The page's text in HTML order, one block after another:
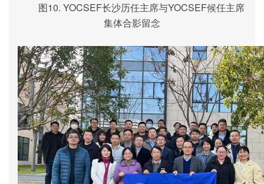
图10. YOCSEF长沙历任主席与YOCSEF候任主席
集体合影留念